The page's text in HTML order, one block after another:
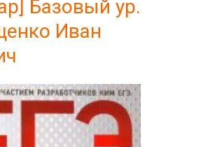
Базовый ур.
Иван